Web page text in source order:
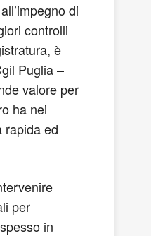
di
controlli
è
Puglia –
valore per
ha nei
rapida ed
per
in